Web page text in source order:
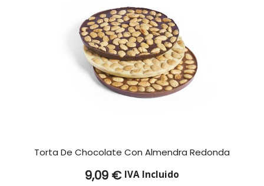
Torta De Chocolate Con Almendra Redonda
9,09 € IVA Incluido